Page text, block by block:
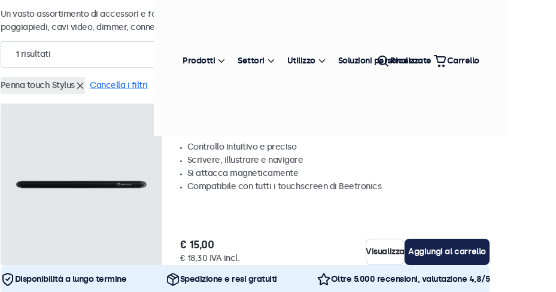
Un vasto assortimento di accessori e forniture professionali per i suoi display Beetronics. Staffe a parete,
poggiapiedi, cavi video, dimmer, connettori e altro ancora.
1 risultati Più venduto
Penna touch Stylus Cancella i filtri
Controllo intuitivo e preciso
Scrivere, illustrare e navigare
Si attacca magneticamente
Compatibile con tutti i touchscreen di Beetronics
€ 15,00
€ 18,30 IVA incl.
Visualizza Aggiungi al carrello
Disponibilità a lungo termine Spedizione e resi gratuiti Oltre 5.000 recensioni, valutazione 4,8/5
Prodotti Settori Utilizzo Soluzioni personalizzate
Ricerca Carrello